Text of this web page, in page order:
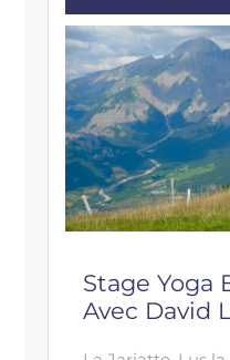
Stage Yoga
Avec David